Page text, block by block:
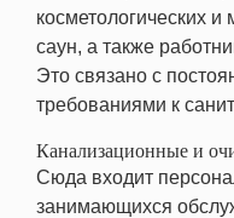
косметологических
саун, а также
Это связано с
требованиями к
Канализационные и
Сюда входит
занимающихся